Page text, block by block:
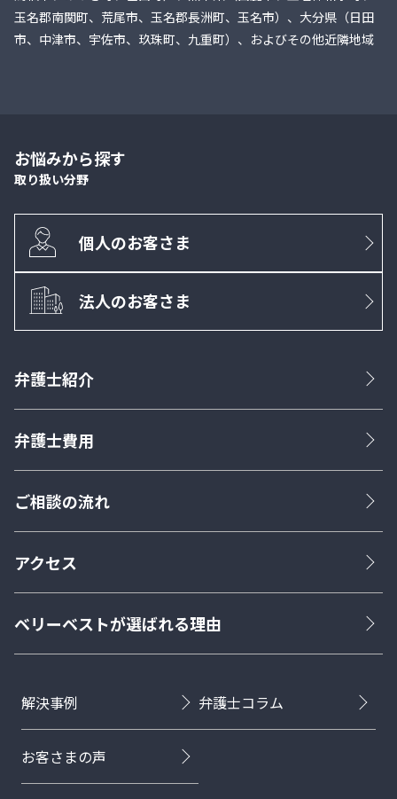
玉名郡南関町、荒尾市、玉名郡長洲町、玉名市）、大分県（日田
市、中津市、宇佐市、玖珠町、九重町）、およびその他近隣地域
お悩みから探す
取り扱い分野
個人のお客さま
法人のお客さま
弁護士紹介
弁護士費用
ご相談の流れ
アクセス
ベリーベストが選ばれる理由
解決事例 弁護士コラム
お客さまの声